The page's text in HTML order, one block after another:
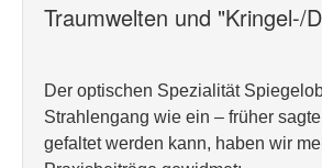
Traumwelten und "Kringel-/
Der optischen Spezialität
Strahlengang wie ein – früher
gefaltet werden kann, haben wir